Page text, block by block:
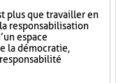
plus que travailler en
responsabilisation
espace
la démocratie,